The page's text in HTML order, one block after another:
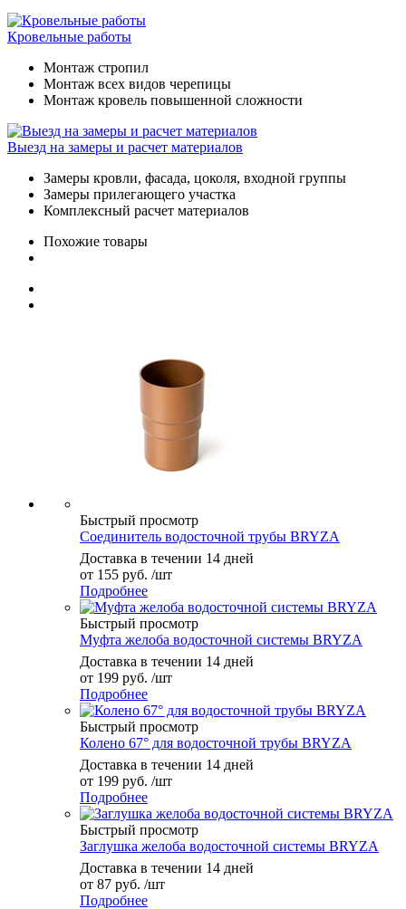
Кровельные работы
Монтаж стропил
Монтаж всех видов черепицы
Монтаж кровель повышенной сложности
Выезд на замеры и расчет материалов
Замеры кровли, фасада, цоколя, входной группы
Замеры прилегающего участка
Комплексный расчет материалов
Похожие товары
Быстрый просмотр
Соединитель водосточной трубы BRYZA
Доставка в течении 14 дней
от 155 руб. /шт
Подробнее
Быстрый просмотр
Муфта желоба водосточной системы BRYZA
Доставка в течении 14 дней
от 199 руб. /шт
Подробнее
Быстрый просмотр
Колено 67° для водосточной трубы BRYZA
Доставка в течении 14 дней
от 199 руб. /шт
Подробнее
Быстрый просмотр
Заглушка желоба водосточной системы BRYZA
Доставка в течении 14 дней
от 87 руб. /шт
Подробнее